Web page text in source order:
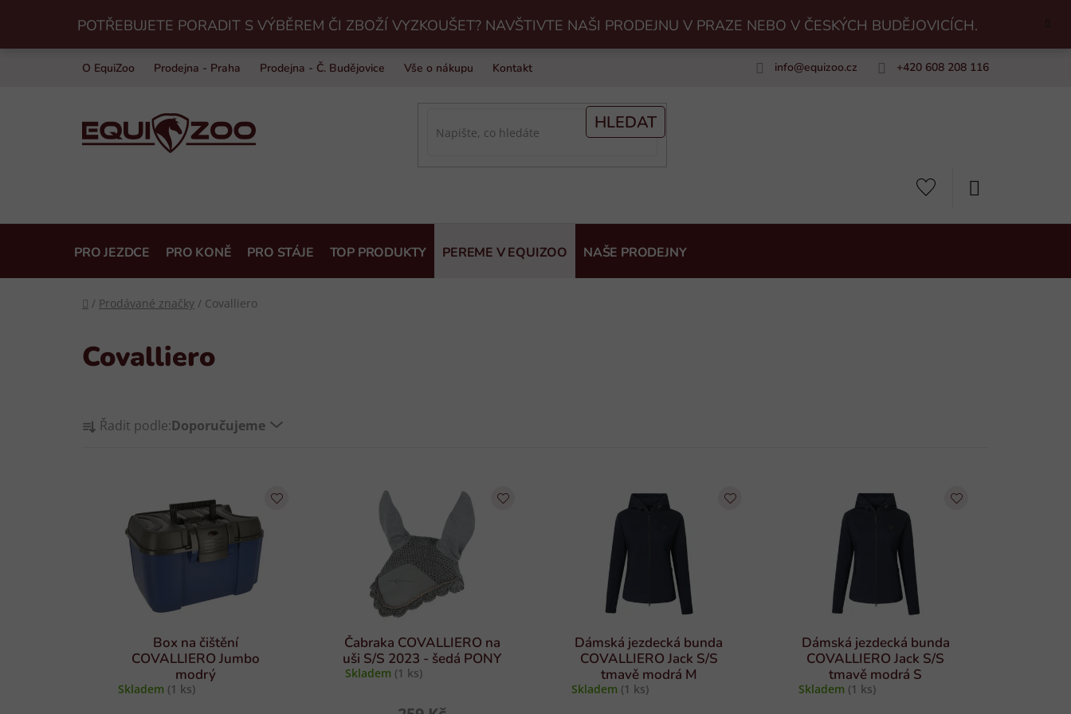
obsah
POTŘEBUJETE PORADIT S VÝBĚREM ČI ZBOŽÍ VYZKOUŠET? NAVŠTIVTE NAŠI PRODEJNU V PRAZE NEBO V ČESKÝCH BUDĚJOVICÍCH.
O EquiZoo Prodejna - Praha Prodejna - Č. Budějovice Vše o nákupu Kontakt info@equizoo.cz +420 608 208 116
HLEDAT
PRO JEZDCE PRO KONĚ PRO STÁJE TOP PRODUKTY PEREME V EQUIZOO NAŠE PRODEJNY
Domů
/ Prodávané značky / Covalliero
Covalliero
a Řadit podle:Doporučujeme
Box na čištění
COVALLIERO Jumbo
modrý
Skladem (1 ks)
Čabraka COVALLIERO na
uši S/S 2023 - šedá PONY
Skladem (1 ks)
Dámská jezdecká bunda
COVALLIERO Jack S/S
tmavě modrá M
Skladem (1 ks)
Dámská jezdecká bunda
COVALLIERO Jack S/S
tmavě modrá S
Skladem (1 ks)